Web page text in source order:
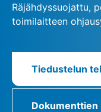
Räjähdyssuojattu,
toimilaitteen
Tiedustelun
Dokumenttien